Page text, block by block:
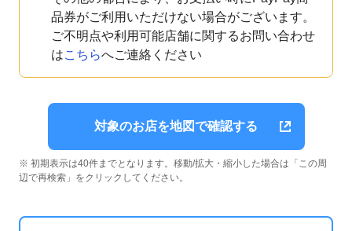
品券がご利用いただけない場合がございます。
ご不明点や利用可能店舗に関するお問い合わせ
はこちらへご連絡ください
対象のお店を地図で確認する
※ 初期表示は40件までとなります。移動/拡大・縮小した場合は「この周
辺で再検索」をクリックしてください。